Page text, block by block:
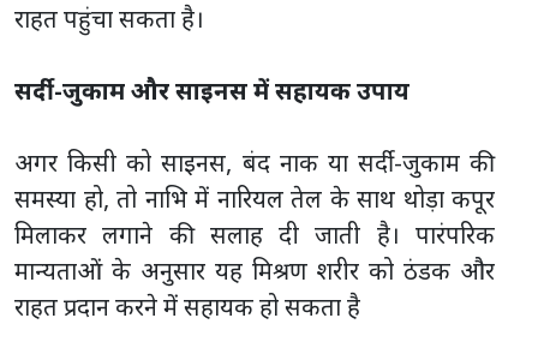
राहत पहुंचा सकता है।
सर्दी-जुकाम और साइनस में सहायक उपाय
अगर किसी को साइनस, बंद नाक या सर्दी-जुकाम की
समस्या हो, तो नाभि में नारियल तेल के साथ थोड़ा कपूर
मिलाकर लगाने की सलाह दी जाती है। पारंपरिक
मान्यताओं के अनुसार यह मिश्रण शरीर को ठंडक और
राहत प्रदान करने में सहायक हो सकता है